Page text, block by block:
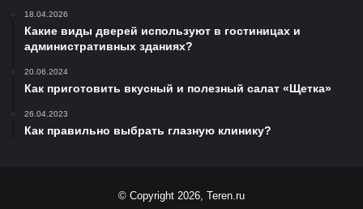
18.04.2026
Какие виды дверей используют в гостиницах и
административных зданиях?
20.06.2024
Как приготовить вкусный и полезный салат «Щетка»
26.04.2023
Как правильно выбрать глазную клинику?
© Copyright 2026, Teren.ru